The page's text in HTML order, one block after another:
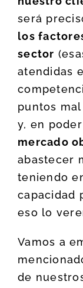
será
los
sector
atendidas
puntos
y, en
mercado
abastecer
teniendo
capacidad
eso lo
Vamos a
de